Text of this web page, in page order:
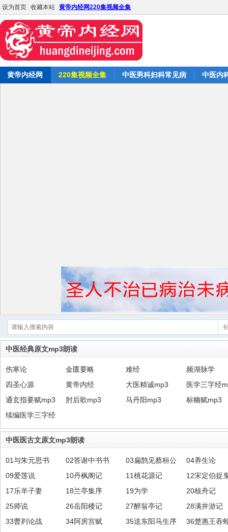
设为首页 收藏本站 黄帝内经网220集视频全集
黄帝内经网 220集视频全集 中医男科妇科常见病 中医内
中医经典原文mp3朗读
伤寒论 金匮要略 难经
频湖脉学
四圣心源
黄帝内经 大医精诚mp3
医学三字经
通玄指要赋mp3
肘后歌mp3 马丹阳mp3
标幽赋mp3
续编医学三字经
中医医古文原文mp3朗读
01与朱元思书 02答谢中书书 03扁鹊见蔡桓公
04养生论
09爱莲说
10丹枫阁记 11桃花源记
12宋定伯捉
17乐羊子妻
18兰亭集序 19为学
20核舟记
25师说
26岳阳楼记 27醉翁亭记
28满井游记
33曹刿论战
34阿房宫赋 35送东阳马生序
36楚惠王吞